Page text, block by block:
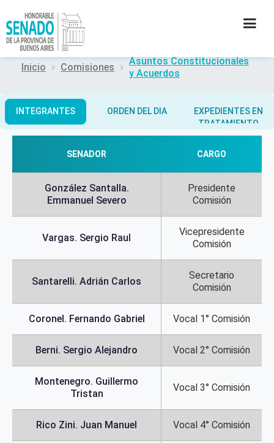
INSTITUCIÓN
SECRETARÍAS
CULTURA
Inicio Comisiones
Asuntos Constitucionales
y Acuerdos
INTEGRANTES ORDEN DEL DIA
EXPEDIENTES EN
TRATAMIENTO
SENADOR CARGO
González Santalla.
Emmanuel Severo
Presidente
Comisión
Vargas. Sergio Raul
Vicepresidente
Comisión
Santarelli. Adrián Carlos
Secretario
Comisión
Coronel. Fernando Gabriel Vocal 1° Comisión
Berni. Sergio Alejandro Vocal 2° Comisión
Montenegro. Guillermo
Tristan
Vocal 3° Comisión
Rico Zini. Juan Manuel Vocal 4° Comisión